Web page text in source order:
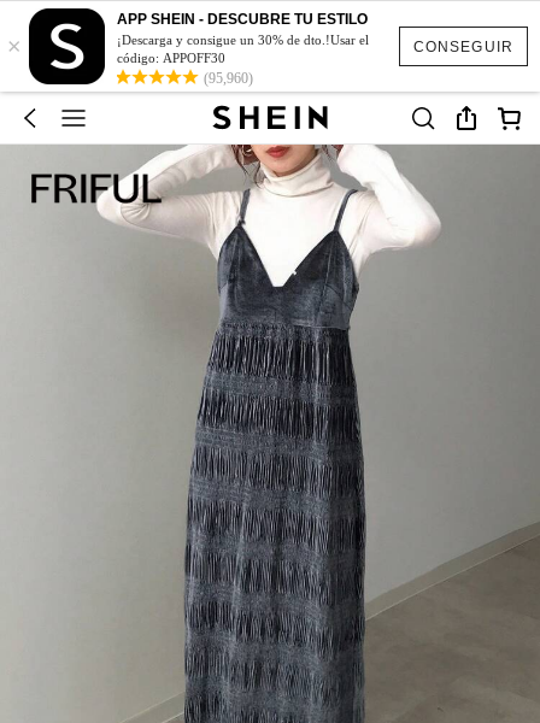
CONSEGUIR
×
APP SHEIN - DESCUBRE TU ESTILO
¡Descarga y consigue un 30% de dto.!Usar el
código: APPOFF30
(95,960)